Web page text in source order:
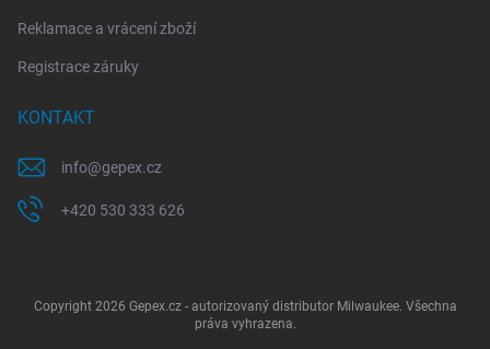
Reklamace a vrácení zboží
Registrace záruky
KONTAKT
info@gepex.cz
+420 530 333 626
Copyright 2026 Gepex.cz - autorizovaný distributor Milwaukee. Všechna
práva vyhrazena.